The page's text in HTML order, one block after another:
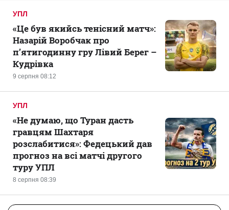
УПЛ
9 серпня 08:12
«Це був якийсь тенісний матч»:
Назарій Воробчак про
п’ятигодинну гру Лівий Берег –
Кудрівка
УПЛ
8 серпня 08:39
«Не думаю, що Туран дасть
гравцям Шахтаря
розслабитися»: Федецький дав
прогноз на всі матчі другого
туру УПЛ